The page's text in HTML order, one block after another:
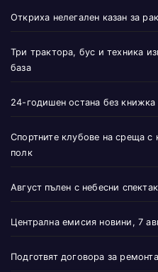
Откриха нелегален казан за
Три трактора, бус и техника
база
24-годишен остана без
Спортните клубове на среща
полк
Август пълен с небесни
Централна емисия новини, 7
Подготвят договора за